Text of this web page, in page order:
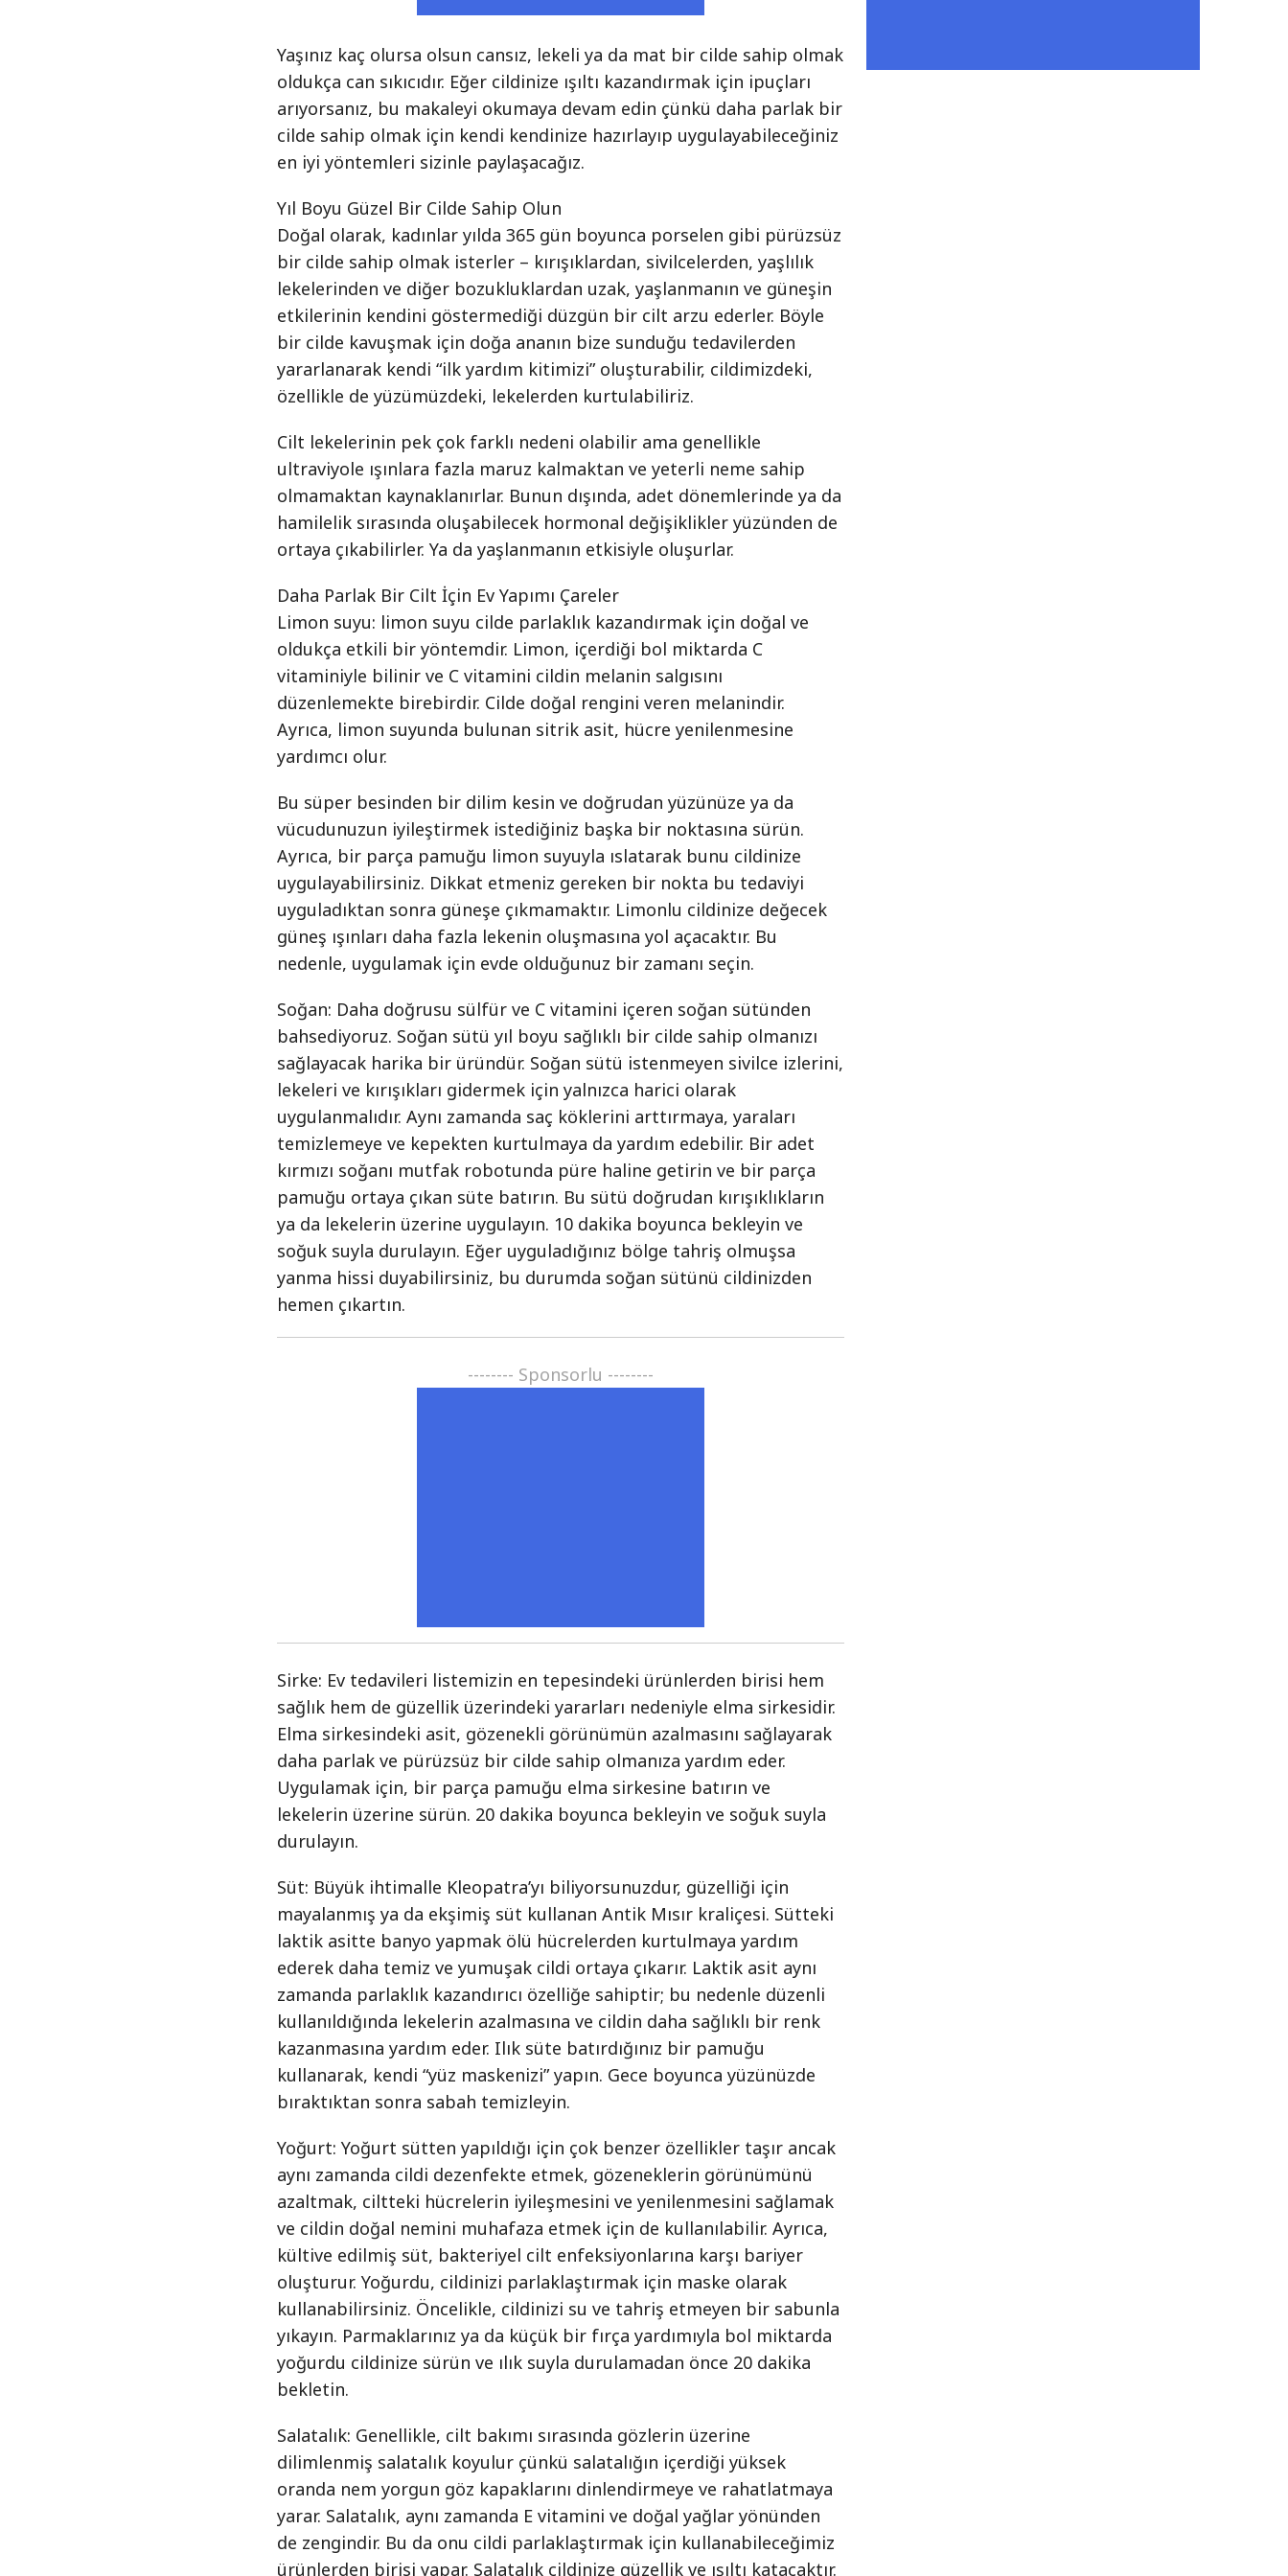
Yaşınız kaç olursa olsun cansız, lekeli ya da mat bir cilde sahip olmak
oldukça can sıkıcıdır. Eğer cildinize ışıltı kazandırmak için ipuçları
arıyorsanız, bu makaleyi okumaya devam edin çünkü daha parlak bir
cilde sahip olmak için kendi kendinize hazırlayıp uygulayabileceğiniz
en iyi yöntemleri sizinle paylaşacağız.
Yıl Boyu Güzel Bir Cilde Sahip Olun
Doğal olarak, kadınlar yılda 365 gün boyunca porselen gibi pürüzsüz
bir cilde sahip olmak isterler – kırışıklardan, sivilcelerden, yaşlılık
lekelerinden ve diğer bozukluklardan uzak, yaşlanmanın ve güneşin
etkilerinin kendini göstermediği düzgün bir cilt arzu ederler. Böyle
bir cilde kavuşmak için doğa ananın bize sunduğu tedavilerden
yararlanarak kendi “ilk yardım kitimizi” oluşturabilir, cildimizdeki,
özellikle de yüzümüzdeki, lekelerden kurtulabiliriz.
Cilt lekelerinin pek çok farklı nedeni olabilir ama genellikle
ultraviyole ışınlara fazla maruz kalmaktan ve yeterli neme sahip
olmamaktan kaynaklanırlar. Bunun dışında, adet dönemlerinde ya da
hamilelik sırasında oluşabilecek hormonal değişiklikler yüzünden de
ortaya çıkabilirler. Ya da yaşlanmanın etkisiyle oluşurlar.
Daha Parlak Bir Cilt İçin Ev Yapımı Çareler
Limon suyu: limon suyu cilde parlaklık kazandırmak için doğal ve
oldukça etkili bir yöntemdir. Limon, içerdiği bol miktarda C
vitaminiyle bilinir ve C vitamini cildin melanin salgısını
düzenlemekte birebirdir. Cilde doğal rengini veren melanindir.
Ayrıca, limon suyunda bulunan sitrik asit, hücre yenilenmesine
yardımcı olur.
Bu süper besinden bir dilim kesin ve doğrudan yüzünüze ya da
vücudunuzun iyileştirmek istediğiniz başka bir noktasına sürün.
Ayrıca, bir parça pamuğu limon suyuyla ıslatarak bunu cildinize
uygulayabilirsiniz. Dikkat etmeniz gereken bir nokta bu tedaviyi
uyguladıktan sonra güneşe çıkmamaktır. Limonlu cildinize değecek
güneş ışınları daha fazla lekenin oluşmasına yol açacaktır. Bu
nedenle, uygulamak için evde olduğunuz bir zamanı seçin.
Soğan: Daha doğrusu sülfür ve C vitamini içeren soğan sütünden
bahsediyoruz. Soğan sütü yıl boyu sağlıklı bir cilde sahip olmanızı
sağlayacak harika bir üründür. Soğan sütü istenmeyen sivilce izlerini,
lekeleri ve kırışıkları gidermek için yalnızca harici olarak
uygulanmalıdır. Aynı zamanda saç köklerini arttırmaya, yaraları
temizlemeye ve kepekten kurtulmaya da yardım edebilir. Bir adet
kırmızı soğanı mutfak robotunda püre haline getirin ve bir parça
pamuğu ortaya çıkan süte batırın. Bu sütü doğrudan kırışıklıkların
ya da lekelerin üzerine uygulayın. 10 dakika boyunca bekleyin ve
soğuk suyla durulayın. Eğer uyguladığınız bölge tahriş olmuşsa
yanma hissi duyabilirsiniz, bu durumda soğan sütünü cildinizden
hemen çıkartın.
-------- Sponsorlu --------
Sirke: Ev tedavileri listemizin en tepesindeki ürünlerden birisi hem
sağlık hem de güzellik üzerindeki yararları nedeniyle elma sirkesidir.
Elma sirkesindeki asit, gözenekli görünümün azalmasını sağlayarak
daha parlak ve pürüzsüz bir cilde sahip olmanıza yardım eder.
Uygulamak için, bir parça pamuğu elma sirkesine batırın ve
lekelerin üzerine sürün. 20 dakika boyunca bekleyin ve soğuk suyla
durulayın.
Süt: Büyük ihtimalle Kleopatra’yı biliyorsunuzdur, güzelliği için
mayalanmış ya da ekşimiş süt kullanan Antik Mısır kraliçesi. Sütteki
laktik asitte banyo yapmak ölü hücrelerden kurtulmaya yardım
ederek daha temiz ve yumuşak cildi ortaya çıkarır. Laktik asit aynı
zamanda parlaklık kazandırıcı özelliğe sahiptir; bu nedenle düzenli
kullanıldığında lekelerin azalmasına ve cildin daha sağlıklı bir renk
kazanmasına yardım eder. Ilık süte batırdığınız bir pamuğu
kullanarak, kendi “yüz maskenizi” yapın. Gece boyunca yüzünüzde
bıraktıktan sonra sabah temizleyin.
Yoğurt: Yoğurt sütten yapıldığı için çok benzer özellikler taşır ancak
aynı zamanda cildi dezenfekte etmek, gözeneklerin görünümünü
azaltmak, ciltteki hücrelerin iyileşmesini ve yenilenmesini sağlamak
ve cildin doğal nemini muhafaza etmek için de kullanılabilir. Ayrıca,
kültive edilmiş süt, bakteriyel cilt enfeksiyonlarına karşı bariyer
oluşturur. Yoğurdu, cildinizi parlaklaştırmak için maske olarak
kullanabilirsiniz. Öncelikle, cildinizi su ve tahriş etmeyen bir sabunla
yıkayın. Parmaklarınız ya da küçük bir fırça yardımıyla bol miktarda
yoğurdu cildinize sürün ve ılık suyla durulamadan önce 20 dakika
bekletin.
Salatalık: Genellikle, cilt bakımı sırasında gözlerin üzerine
dilimlenmiş salatalık koyulur çünkü salatalığın içerdiği yüksek
oranda nem yorgun göz kapaklarını dinlendirmeye ve rahatlatmaya
yarar. Salatalık, aynı zamanda E vitamini ve doğal yağlar yönünden
de zengindir. Bu da onu cildi parlaklaştırmak için kullanabileceğimiz
ürünlerden birisi yapar. Salatalık cildinize güzellik ve ışıltı katacaktır.